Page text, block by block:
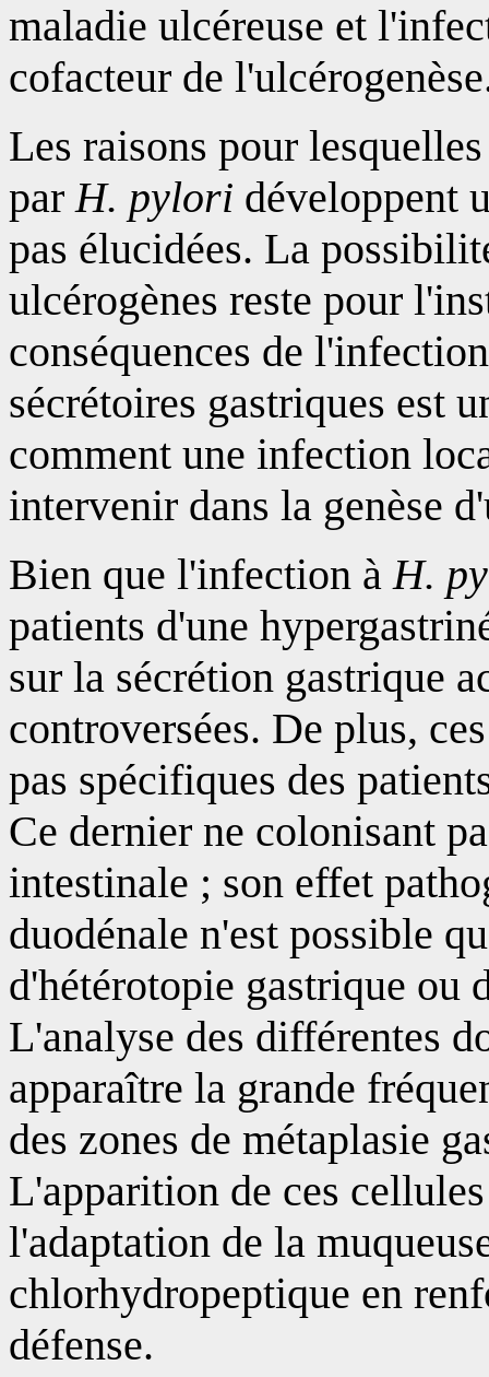
maladie ulcéreuse et
cofacteur de
Les raisons pour
parH. pylori développent
pas élucidées. La
ulcérogènes reste pour
conséquences de
sécrétoires gastriques est
comment une infection
intervenir dans la genèse
Bien que l'infection àH.
patients d'une
sur la sécrétion gastrique
controversées. De plus,
pas spécifiques des
Ce dernier ne colonisant
intestinale ; son effet
duodénale n'est possible
d'hétérotopie gastrique ou
L'analyse des différentes
apparaître la grande
des zones de métaplasie
L'apparition de ces
l'adaptation de la
chlorhydropeptique en
défense.